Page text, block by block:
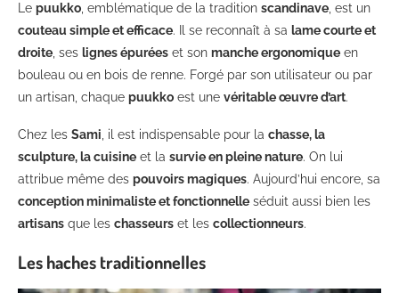
Le puukko, emblématique de la tradition scandinave, est un
couteau simple et efficace. Il se reconnaît à sa lame courte et
droite, ses lignes épurées et son manche ergonomique en
bouleau ou en bois de renne. Forgé par son utilisateur ou par
un artisan, chaque puukko est une véritable œuvre d’art.
Chez les Sami, il est indispensable pour la chasse, la
sculpture, la cuisine et la survie en pleine nature. On lui
attribue même des pouvoirs magiques. Aujourd’hui encore, sa
conception minimaliste et fonctionnelle séduit aussi bien les
artisans que les chasseurs et les collectionneurs.
Les haches traditionnelles